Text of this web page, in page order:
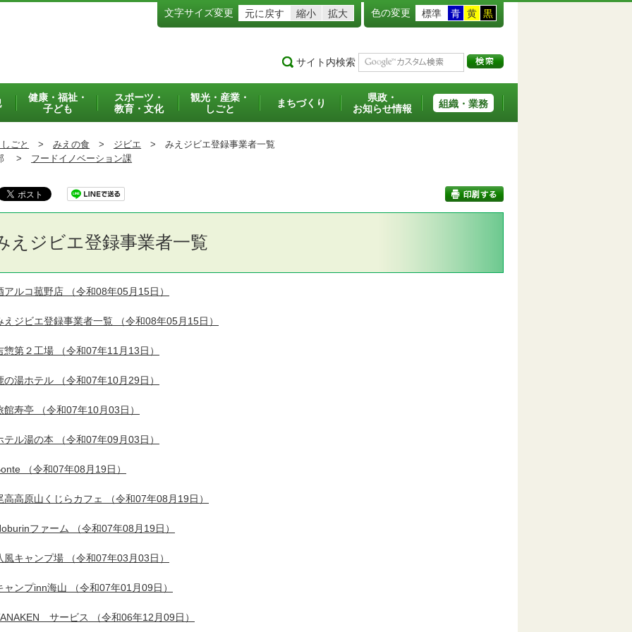
文字サイズ変更 元に戻す 縮小 拡大 色の変更 標準 青 黄 黒
サイト内検索
健康・福祉・
子ども
スポーツ・
教育・文化
観光・産業・
しごと
まちづくり
県政・
お知らせ情報
組織・業務
ごと > みえの食 > ジビエ > みえジビエ登録事業者一覧
>
フードイノベーション課
えジビエ登録事業者一覧
アルコ菰野店 （令和08年05月15日）
えジビエ登録事業者一覧 （令和08年05月15日）
惣第２工場 （令和07年11月13日）
の湯ホテル （令和07年10月29日）
館寿亭 （令和07年10月03日）
テル湯の本 （令和07年09月03日）
（令和07年08月19日）
高高原山くじらカフェ （令和07年08月19日）
ファーム （令和07年08月19日）
風キャンプ場 （令和07年03月03日）
ャンプinn海山 （令和07年01月09日）
サービス （令和06年12月09日）